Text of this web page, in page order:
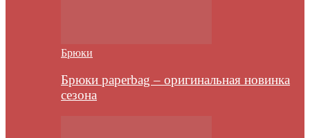
Брюки
Брюки paperbag – оригинальная новинка
сезона